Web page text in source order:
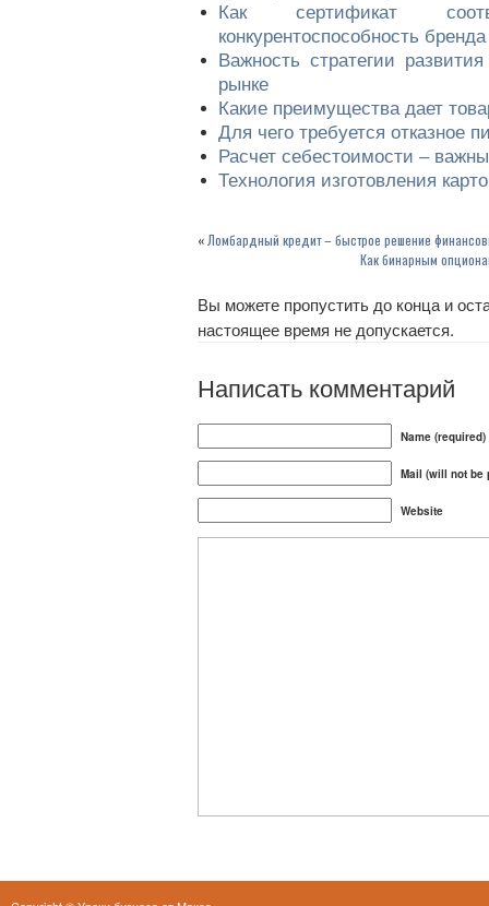
Как сертификат
конкурентоспособность
Важность стратегии
рынке
Какие преимущества дает
Для чего требуется отказное
Расчет себестоимости –
Технология изготовления
« Ломбардный кредит – быстрое решение
Как бинарным
Вы можете пропустить до конца и
настоящее время не допускается.
Написать комментарий
Name (required)
Mail (will not be
Website